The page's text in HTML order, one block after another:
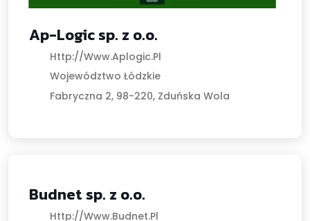
Ap-Logic sp. z o.o.
Http://www.aplogic.pl
Województwo Łódzkie
Fabryczna 2, 98-220, Zduńska Wola
Marketing I Reklama
Budnet sp. z o.o.
Http://www.budnet.pl